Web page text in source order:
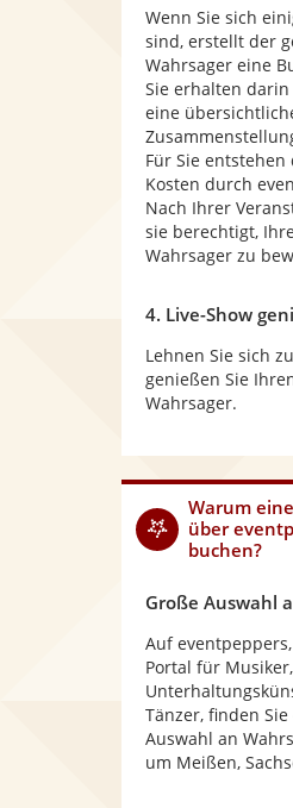
Wenn Sie sich
sind, erstellt der
Wahrsager eine
Sie erhalten
eine
Für Sie
Kosten durch
Nach Ihrer
sie berechtigt,
Wahrsager zu
4. Live-Show
Lehnen Sie sich
genießen Sie
Wahrsager.
Warum
über
buchen?
Große Auswahl
Auf
Portal für Musiker,
Tänzer, finden
Auswahl an
um Meißen,